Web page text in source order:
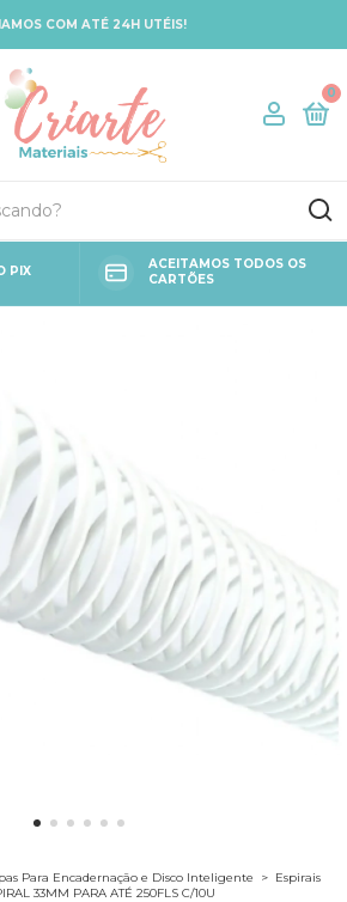
COM ATÉ 24H UTÉIS!
0
PIX
ACEITAMOS TODOS OS
CARTÕES
Para Encadernação e Disco Inteligente > Espirais
33MM PARA ATÉ 250FLS C/10U